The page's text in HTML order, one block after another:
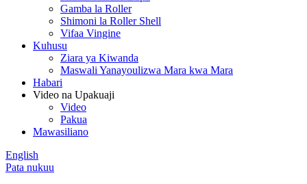
Gamba la Roller
Shimoni la Roller Shell
Vifaa Vingine
Kuhusu
Ziara ya Kiwanda
Maswali Yanayoulizwa Mara kwa Mara
Habari
Video na Upakuaji
Video
Pakua
Mawasiliano
English
Pata nukuu